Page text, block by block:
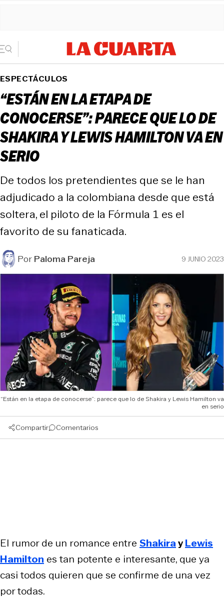
ESPECTÁCULOS
“ESTÁN EN LA ETAPA DE
CONOCERSE”: PARECE QUE LO DE
SHAKIRA Y LEWIS HAMILTON VA EN
SERIO
De todos los pretendientes que se le han
adjudicado a la colombiana desde que está
soltera, el piloto de la Fórmula 1 es el
favorito de su fanaticada.
PorPaloma Pareja 9 JUNIO 2023
“Están en la etapa de conocerse”: parece que lo de Shakira y Lewis Hamilton va
en serio
Compartir Comentarios
El rumor de un romance entre ShakirayLewis
Hamilton es tan potente e interesante, que ya
casi todos quieren que se confirme de una vez
por todas.